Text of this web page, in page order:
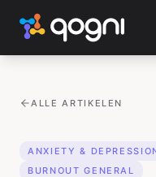
ALLE ARTIKELEN
ANXIETY &
BURNOUT GENERAL